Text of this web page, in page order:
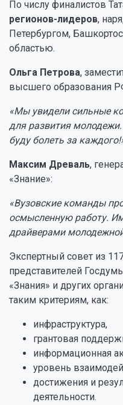
По числу финалистов
регионов-лидеров,
Петербургом,
областью.
Ольга Петрова,
высшего образования
«Мы увидели сильные
для развития
буду болеть за
Максим Древаль,
«Знание»:
«Вузовские команды
осмысленную работу.
драйверами
Экспертный совет из
представителей
«Знания» и других
таким критериям, как:
инфраструктура,
грантовая
информационная
уровень
достижения и
деятельности.